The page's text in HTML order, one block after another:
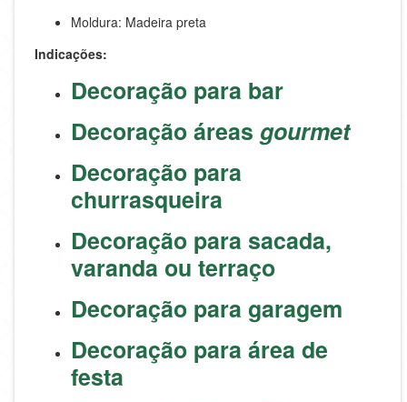
Moldura: Madeira preta
Indicações:
Decoração para bar
Decoração áreas gourmet
Decoração para
churrasqueira
Decoração para sacada,
varanda ou terraço
Decoração para garagem
Decoração para área de
festa